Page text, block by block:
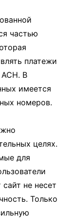
частью
платежи
В
имеется
номеров.
целях.
для
не несет
Только